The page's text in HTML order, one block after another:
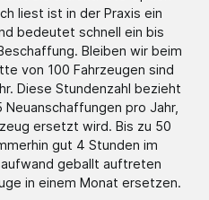
liest ist in der Praxis ein
bedeutet schnell ein bis
Bleiben wir beim
von 100 Fahrzeugen sind
Diese Stundenzahl bezieht
pro Jahr,
ersetzt wird. Bis zu 50
gut 4 Stunden im
geballt auftreten
in einem Monat ersetzen.